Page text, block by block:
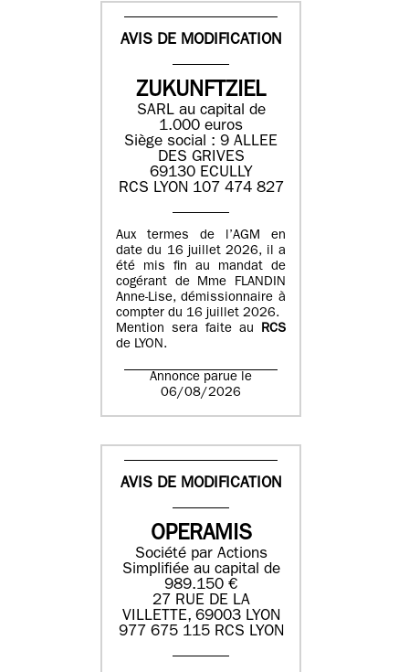
AVIS DE MODIFICATION
ZUKUNFTZIEL
SARL au capital de
1.000 euros
Siège social : 9 ALLEE
DES GRIVES
69130 ECULLY
RCS LYON 107 474 827
Aux termes de l’AGM en
date du 16 juillet 2026, il a
été mis fin au mandat de
cogérant de Mme FLANDIN
Anne-Lise, démissionnaire à
compter du 16 juillet 2026.
Mention sera faite au RCS
de LYON.
Annonce parue le
06/08/2026
AVIS DE MODIFICATION
OPERAMIS
Société par Actions
Simplifiée au capital de
989.150 €
27 RUE DE LA
VILLETTE, 69003 LYON
977 675 115 RCS LYON